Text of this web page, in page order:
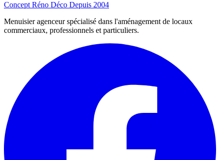
Concept Réno Déco Depuis 2004
Menuisier agenceur spécialisé dans l'aménagement de locaux
commerciaux, professionnels et particuliers.